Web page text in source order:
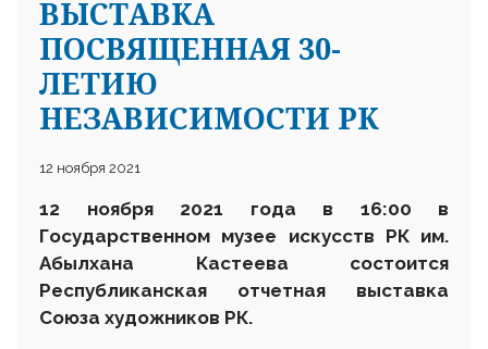
ВЫСТАВКА
ПОСВЯЩЕННАЯ 30-
ЛЕТИЮ
НЕЗАВИСИМОСТИ РК
12 ноября 2021
12 ноября 2021 года в 16:00 в
Государственном музее искусств РК им.
Абылхана Кастеева состоится
Республиканская отчетная выставка
Союза художников РК.